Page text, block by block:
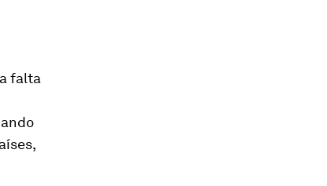
falta